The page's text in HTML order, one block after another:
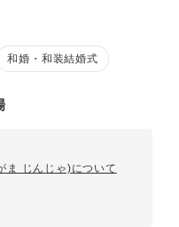
和婚・和装結婚式
ま じんじゃ)について